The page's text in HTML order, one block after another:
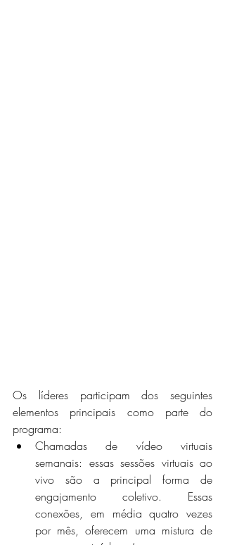
Os líderes participam dos seguintes
elementos principais como parte do
programa:
Chamadas de vídeo virtuais
semanais: essas sessões virtuais ao
vivo são a principal forma de
engajamento coletivo. Essas
conexões, em média quatro vezes
por mês, oferecem uma mistura de